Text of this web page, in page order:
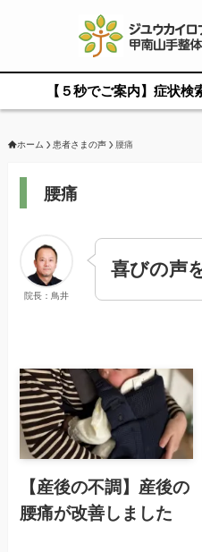
【５秒でご案内】症状
ホーム 患者さまの声 腰痛
腰痛
院長：鳥井
喜びの声
【産後の不調】産後の
腰痛が改善しました